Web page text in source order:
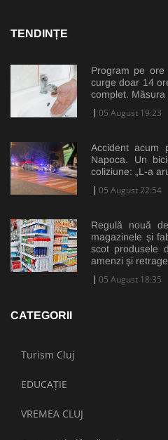
TENDINȚE
Program pe
curge doar 14
complet.
05 August 19:23
Accident acum
Napoca. Un
coliziune: „L-a
05 August 22:54
Regulă nouă
magazinele și
scot produsele
amenzi și
05 August 18:35
CATEGORII
Turism Cluj
EDUCAȚIE
VREMEA CLUJ